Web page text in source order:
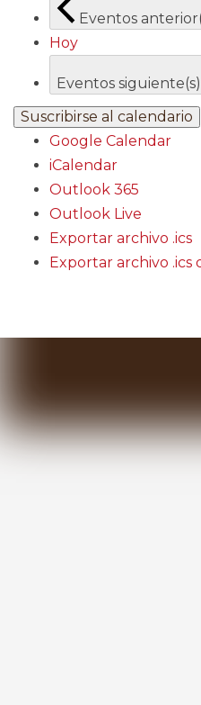
Eventos
Hoy
Eventos siguiente(s)
Suscribirse al calendario
Google Calendar
iCalendar
Outlook 365
Outlook Live
Exportar archivo .ics
Exportar archivo .ics